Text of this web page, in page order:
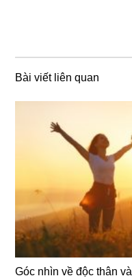
Bài viết liên quan
Góc nhìn về độc thân